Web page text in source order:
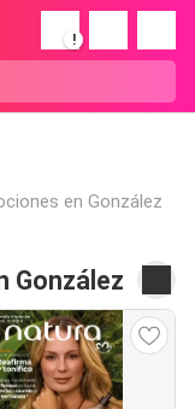
!
en González
González